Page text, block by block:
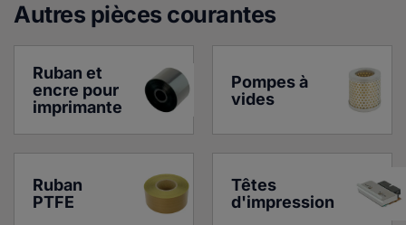
Autres pièces courantes
Ruban et
encre pour
imprimante
Pompes à
vides
Ruban
PTFE
Têtes
d'impression